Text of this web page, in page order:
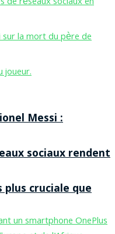
Messi :
sociaux rendent
cruciale que